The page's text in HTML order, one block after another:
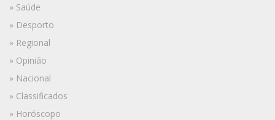
» Saúde
» Desporto
» Regional
» Opinião
» Nacional
» Classificados
» Horóscopo